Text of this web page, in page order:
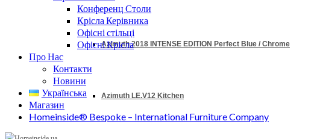
Azimuth 2018 INTENSE EDITION Perfect Blue / Chrome
Azimuth LE.V12 Kitchen
Конференц Столи
Крісла Керівника
Офісні стільці
Офісні Крісла
Про Нас
Контакти
Новини
Українська
Магазин
Homeinside® Bespoke – International Furniture Company